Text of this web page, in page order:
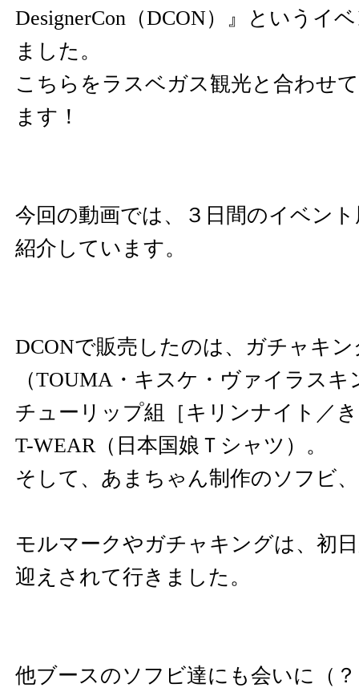
DesignerCon（DCON）』というイ
ました。
こちらをラスベガス観光と合わせ
ます！
今回の動画では、３日間のイベン
紹介しています。
DCONで販売したのは、ガチャキ
（TOUMA・キスケ・ヴァイラス
チューリップ組［キリンナイト／
T-WEAR（日本国娘Ｔシャツ）。
そして、あまちゃん制作のソフビ
モルマークやガチャキングは、初
迎えされて行きました。
他ブースのソフビ達にも会いに（